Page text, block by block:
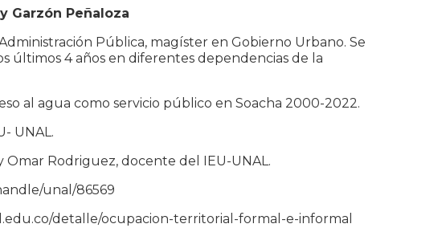
Garzón Peñaloza
Pública, magíster en Gobierno Urbano. Se
últimos 4 años en diferentes dependencias de la
al agua como servicio público en Soacha 2000-2022.
UNAL.
Omar Rodriguez, docente del IEU-UNAL.
unal/86569
detalle/ocupacion-territorial-formal-e-informal